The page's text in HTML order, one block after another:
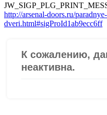
http://arsenal-doors.ru/
dveri.html#sigProId1ab9ecc6ff